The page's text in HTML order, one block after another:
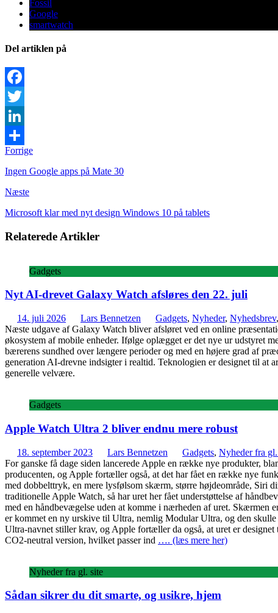
Fossil
Google
smartwatch
Del artiklen på
Facebook
Twitter
LinkedIn
Share
Forrige
Ingen Google apps på Mate 30
Næste
Microsoft klar med nyt design Windows 10 på tablets
Relaterede Artikler
Gadgets
Nyt AI-drevet Galaxy Watch afsløres den 22. juli
14. juli 2026 Lars Bennetzen Gadgets, Nyheder, Nyhedsbrev,
Næste udgave af Galaxy Watch bliver afsløret ved en online
økosystem af mobile enheder. Ifølge oplægget er det nye ur udstyret
bærerens sundhed over længere perioder og med en højere grad af
generation AI-drevne indsigter i realtid. Teknologien er designet til at
generelle velvære.
Gadgets
Apple Watch Ultra 2 bliver endnu mere robust
18. september 2023 Lars Bennetzen Gadgets, Nyheder fra
For ganske få dage siden lancerede Apple en række nye produkter,
producenten, og Apple fortæller også, at det har fået en række nye
med dobbelttryk, en mere lysfølsom skærm, større højdeområde, Siri
traditionelle Apple Watch, så har uret her fået understøttelse af
med en håndbevægelse uden at komme i nærheden af uret. Skærmen
er kommet en ny urskive til Ultra, nemlig Modular Ultra, og den
Ultra-navnet stiller krav, og Apple fortæller da også, at uret er
CO2-neutral version, hvilket passer ind …. (læs mere her)
Nyheder fra gl. site
Sådan sikrer du dit smarte, og usikre, hjem